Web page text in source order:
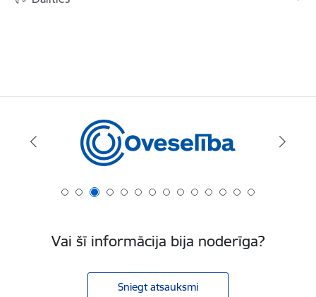
Vai šī informācija bija noderīga?
Sniegt atsauksmi